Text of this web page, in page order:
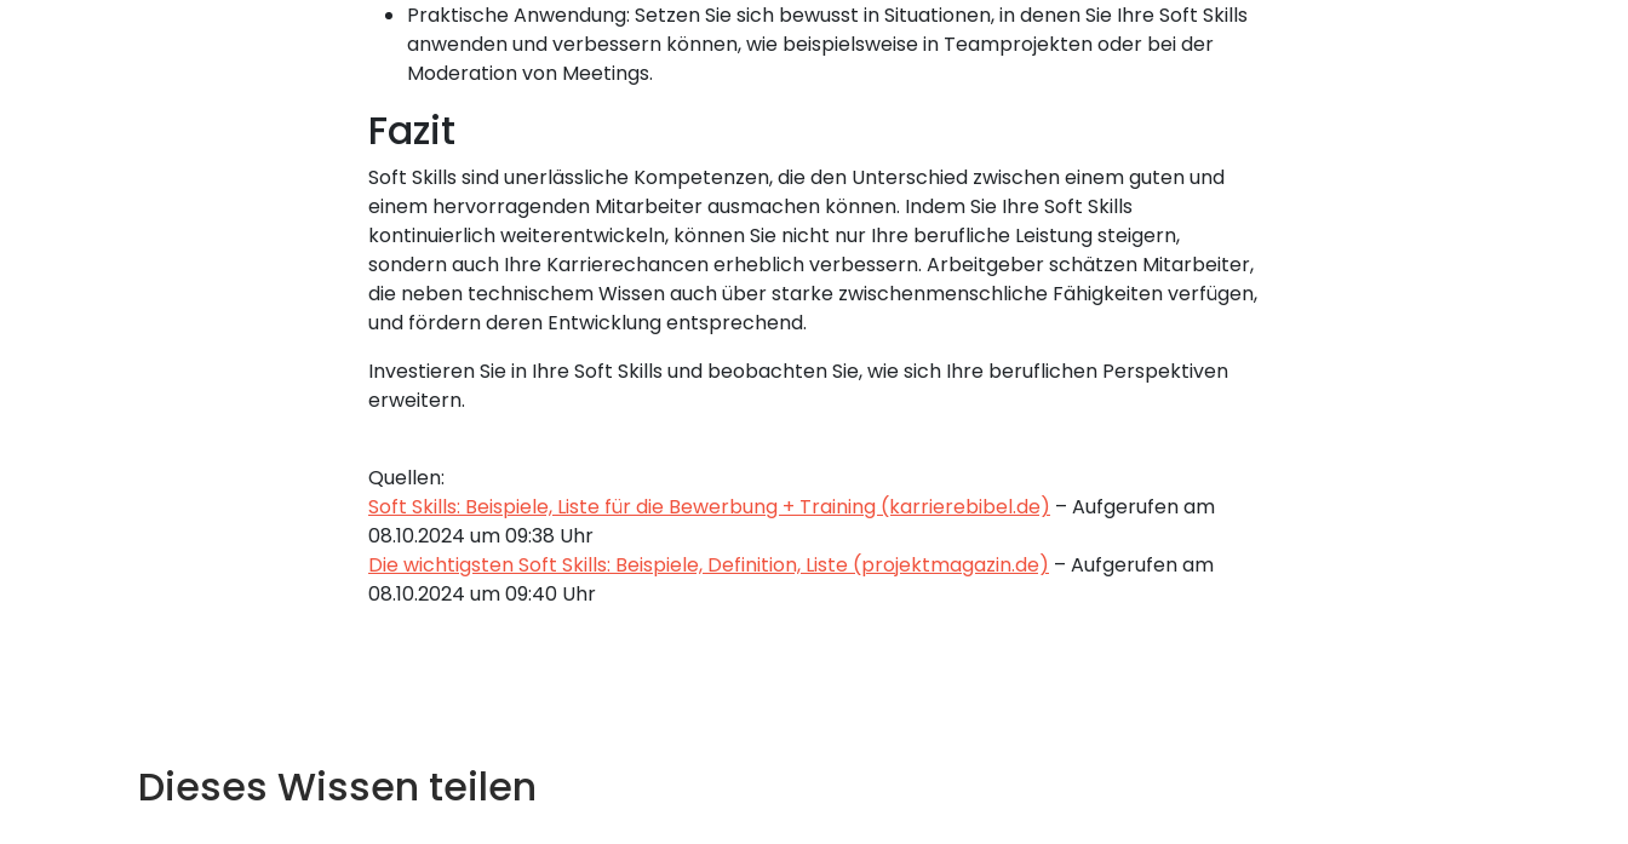
Praktische Anwendung: Setzen Sie sich bewusst in Situationen, in denen Sie Ihre Soft Skills
anwenden und verbessern können, wie beispielsweise in Teamprojekten oder bei der
Moderation von Meetings.
Fazit
Soft Skills sind unerlässliche Kompetenzen, die den Unterschied zwischen einem guten und
einem hervorragenden Mitarbeiter ausmachen können. Indem Sie Ihre Soft Skills
kontinuierlich weiterentwickeln, können Sie nicht nur Ihre berufliche Leistung steigern,
sondern auch Ihre Karrierechancen erheblich verbessern. Arbeitgeber schätzen Mitarbeiter,
die neben technischem Wissen auch über starke zwischenmenschliche Fähigkeiten verfügen,
und fördern deren Entwicklung entsprechend.
Investieren Sie in Ihre Soft Skills und beobachten Sie, wie sich Ihre beruflichen Perspektiven
erweitern.
Quellen:
Soft Skills: Beispiele, Liste für die Bewerbung + Training (karrierebibel.de) – Aufgerufen am
08.10.2024 um 09:38 Uhr
Die wichtigsten Soft Skills: Beispiele, Definition, Liste (projektmagazin.de) – Aufgerufen am
08.10.2024 um 09:40 Uhr
Dieses Wissen teilen